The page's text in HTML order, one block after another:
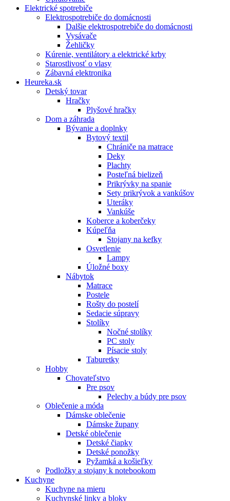
Elektrické spotrebiče
Elektrospotrebiče do domácnosti
Dalšie elektrospotrebiče do domácnosti
Vysávače
Žehličky
Kúrenie, ventilátory a elektrické krby
Starostlivosť o vlasy
Zábavná elektronika
Heureka.sk
Detský tovar
Hračky
Plyšové hračky
Dom a záhrada
Bývanie a doplnky
Bytový textil
Chrániče na matrace
Deky
Plachty
Posteľná bielizeň
Prikrývky na spanie
Sety prikrývok a vankúšov
Uteráky
Vankúše
Koberce a koberčeky
Kúpeľňa
Stojany na kefky
Osvetlenie
Lampy
Úložné boxy
Nábytok
Matrace
Postele
Rošty do postelí
Sedacie súpravy
Stolíky
Nočné stolíky
PC stoly
Písacie stoly
Taburetky
Hobby
Chovateľstvo
Pre psov
Pelechy a búdy pre psov
Oblečenie a móda
Dámske oblečenie
Dámske župany
Detské oblečenie
Detské čiapky
Detské ponožky
Pyžamká a košieľky
Podložky a stojany k notebookom
Kuchyne
Kuchyne na mieru
Kuchynské linky a bloky